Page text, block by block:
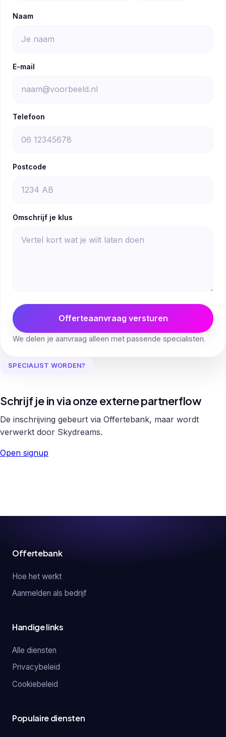
Naam
E-mail
Telefoon
Postcode
Omschrijf je klus
Offerteaanvraag versturen
We delen je aanvraag alleen met passende specialisten.
SPECIALIST WORDEN?
Schrijf je in via onze externe partnerflow
De inschrijving gebeurt via Offertebank, maar wordt
verwerkt door Skydreams.
Open signup
Offertebank
Hoe het werkt
Aanmelden als bedrijf
Handige links
Alle diensten
Privacybeleid
Cookiebeleid
Populaire diensten